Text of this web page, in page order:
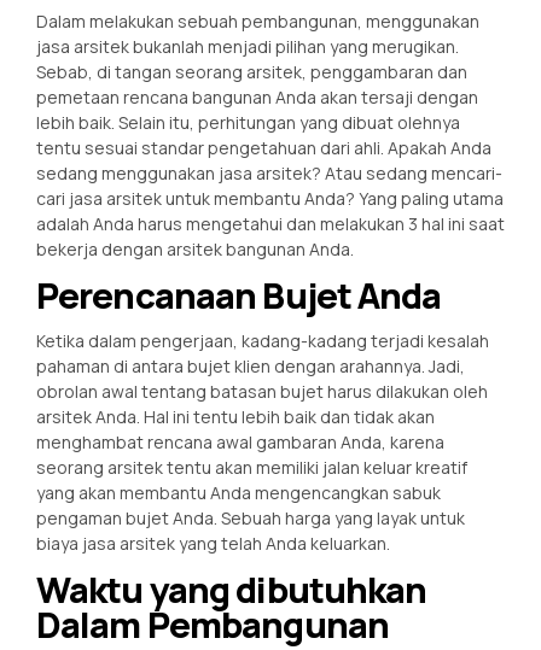
Dalam melakukan sebuah pembangunan, menggunakan
jasa arsitek bukanlah menjadi pilihan yang merugikan.
Sebab, di tangan seorang arsitek, penggambaran dan
pemetaan rencana bangunan Anda akan tersaji dengan
lebih baik. Selain itu, perhitungan yang dibuat olehnya
tentu sesuai standar pengetahuan dari ahli. Apakah Anda
sedang menggunakan jasa arsitek? Atau sedang mencari-
cari jasa arsitek untuk membantu Anda? Yang paling utama
adalah Anda harus mengetahui dan melakukan 3 hal ini saat
bekerja dengan arsitek bangunan Anda.
Perencanaan Bujet Anda
Ketika dalam pengerjaan, kadang-kadang terjadi kesalah
pahaman di antara bujet klien dengan arahannya. Jadi,
obrolan awal tentang batasan bujet harus dilakukan oleh
arsitek Anda. Hal ini tentu lebih baik dan tidak akan
menghambat rencana awal gambaran Anda, karena
seorang arsitek tentu akan memiliki jalan keluar kreatif
yang akan membantu Anda mengencangkan sabuk
pengaman bujet Anda. Sebuah harga yang layak untuk
biaya jasa arsitek yang telah Anda keluarkan.
Waktu yang dibutuhkan
Dalam Pembangunan